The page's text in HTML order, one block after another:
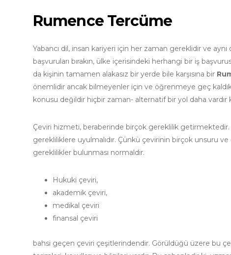
Rumence Tercüme
Yabancı dil, insan kariyeri için her zaman gereklidir ve
başvuruları bırakın, ülke içerisindeki herhangi bir iş
da kişinin tamamen alakasız bir yerde bile karşısına bir
önemlidir ancak bilmeyenler için ve öğrenmeye geç
konusu değildir hiçbir zaman- alternatif bir yol daha vardır
Çeviri hizmeti, beraberinde birçok gereklilik
gerekliliklere uyulmalıdır. Çünkü çevirinin birçok unsuru
gereklilikler bulunması normaldir.
Hukuki çeviri,
akademik çeviri,
medikal çeviri
finansal çeviri
bahsi geçen çeviri çeşitlerindendir. Görüldüğü üzere bu